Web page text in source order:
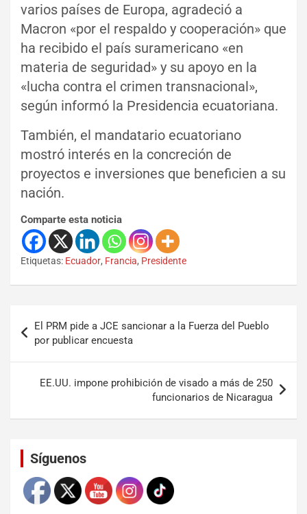
varios países de Europa, agradeció a
Macron «por el respaldo y cooperación» que
ha recibido el país suramericano «en
materia de seguridad» y su apoyo en la
«lucha contra el crimen transnacional»,
según informó la Presidencia ecuatoriana.
También, el mandatario ecuatoriano
mostró interés en la concreción de
proyectos e inversiones que beneficien a su
nación.
Comparte esta noticia
Etiquetas: Ecuador, Francia, Presidente
El PRM pide a JCE sancionar a la Fuerza del Pueblo
por publicar encuesta
EE.UU. impone prohibición de visado a más de 250
funcionarios de Nicaragua
Síguenos